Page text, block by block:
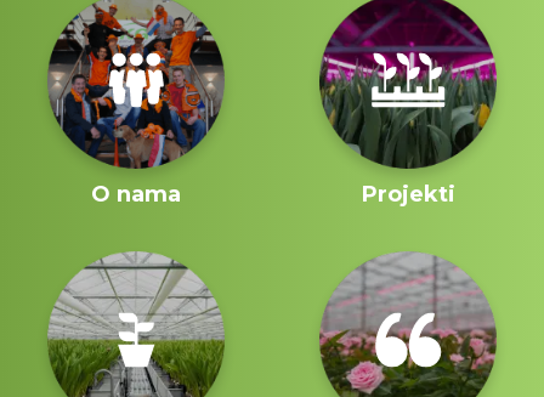
O nama Projekti